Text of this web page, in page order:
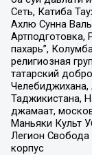
Сеть, Катиба
Ахлю Сунна
Артподготовка,
пахарь”,
религиозная
татарский
Таджикистана,
джамаат,
Маньяки Культ
Легион Свобода
корпус